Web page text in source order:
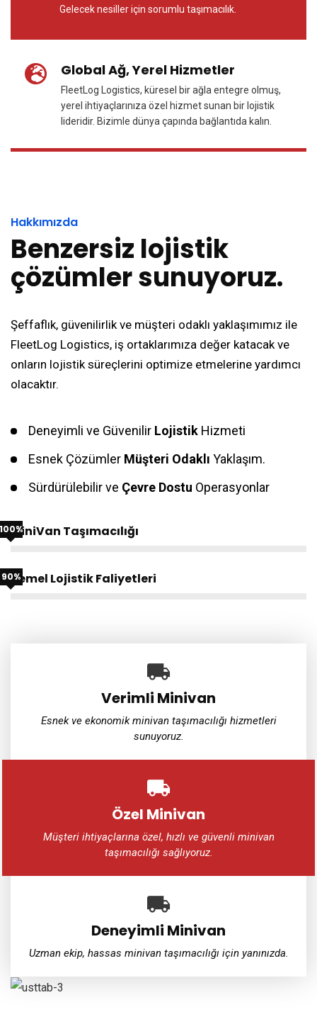
Gelecek nesiller için sorumlu taşımacılık.
Global Ağ, Yerel Hizmetler
FleetLog Logistics, küresel bir ağla entegre olmuş,
yerel ihtiyaçlarınıza özel hizmet sunan bir lojistik
lideridir. Bizimle dünya çapında bağlantıda kalın.
Hakkımızda
Benzersiz lojistik
çözümler sunuyoruz.
Şeffaflık, güvenilirlik ve müşteri odaklı yaklaşımımız ile
FleetLog Logistics, iş ortaklarımıza değer katacak ve
onların lojistik süreçlerini optimize etmelerine yardımcı
olacaktır.
Deneyimli ve Güvenilir Lojistik Hizmeti
Esnek Çözümler Müşteri Odaklı Yaklaşım.
Sürdürülebilir ve Çevre Dostu Operasyonlar
MiniVan Taşımacılığı
Temel Lojistik Faliyetleri
90%
Verimli Minivan
Esnek ve ekonomik minivan taşımacılığı hizmetleri
sunuyoruz.
Özel Minivan
Müşteri ihtiyaçlarına özel, hızlı ve güvenli minivan
taşımacılığı sağlıyoruz.
Deneyimli Minivan
Uzman ekip, hassas minivan taşımacılığı için yanınızda.